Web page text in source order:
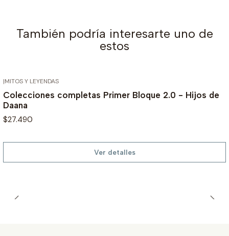
También podría interesarte uno de
estos
|MITOS Y LEYENDAS
Colecciones completas Primer Bloque 2.0 - Hijos de
Daana
$27.490
Ver detalles